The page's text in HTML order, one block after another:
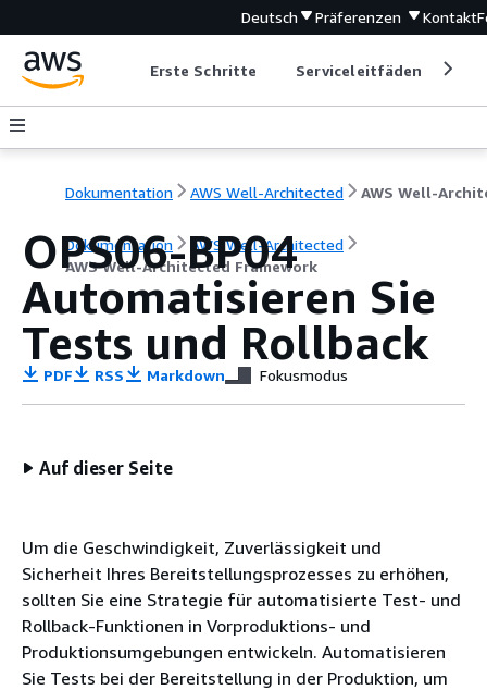
Deutsch Präferenzen Kontakt
Erste Schritte Serviceleitfäden
Dokumentation AWS Well-Architected
Dokumentation
AWS Well-Architected
AWS Well-Architected Framework
OPS06-BP04
Automatisieren Sie
Tests und Rollback
PDF RSS Markdown Fokusmodus
Auf dieser Seite
Um die Geschwindigkeit, Zuverlässigkeit und
Sicherheit Ihres Bereitstellungsprozesses zu erhöhen,
sollten Sie eine Strategie für automatisierte Test- und
Rollback-Funktionen in Vorproduktions- und
Produktionsumgebungen entwickeln. Automatisieren
Sie Tests bei der Bereitstellung in der Produktion, um